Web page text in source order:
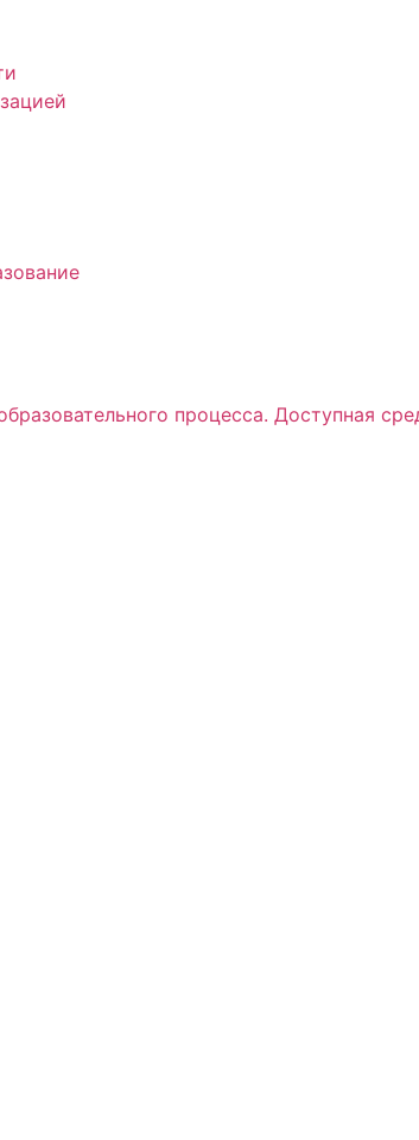
процесса. Доступная